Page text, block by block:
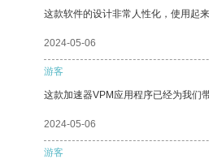
这款软件的设计非常人性化，使用起来
2024-05-06
游客
这款加速器VPM应用程序已经为我们
2024-05-06
游客